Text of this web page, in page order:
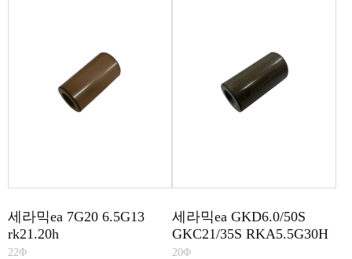
세라믹ea 7G20 6.5G13
rk21.20h
22Φ
세라믹ea GKD6.0/50S
GKC21/35S RKA5.5G30H
20Φ